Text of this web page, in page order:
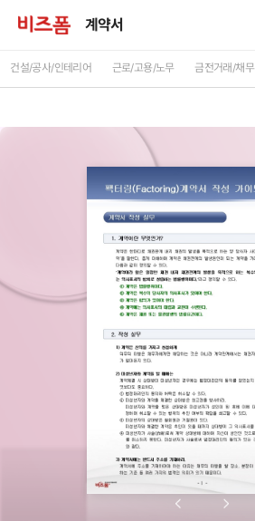
계약서
건설/공사/인테리어 근로/고용/노무 금전거래/채무